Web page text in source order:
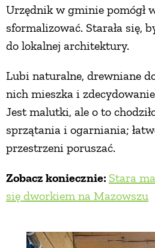
Urzędnik w gminie pomógł
sformalizować. Starała się,
do lokalnej architektury.
Lubi naturalne, drewniane
nich mieszka i
Jest malutki, ale o to
sprzątania i ogarniania;
przestrzeni poruszać.
Zobacz koniecznie: Stara
się dworkiem na Mazowszu